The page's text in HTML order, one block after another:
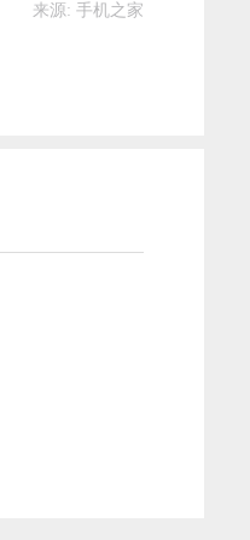
来源: 手机之家